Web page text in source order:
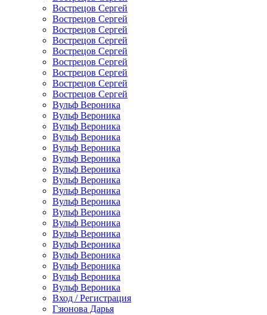
Вострецов Сергей
Вострецов Сергей
Вострецов Сергей
Вострецов Сергей
Вострецов Сергей
Вострецов Сергей
Вострецов Сергей
Вострецов Сергей
Вострецов Сергей
Вульф Вероника
Вульф Вероника
Вульф Вероника
Вульф Вероника
Вульф Вероника
Вульф Вероника
Вульф Вероника
Вульф Вероника
Вульф Вероника
Вульф Вероника
Вульф Вероника
Вульф Вероника
Вульф Вероника
Вульф Вероника
Вульф Вероника
Вульф Вероника
Вульф Вероника
Вульф Вероника
Вход / Регистрация
Гзюнова Дарья